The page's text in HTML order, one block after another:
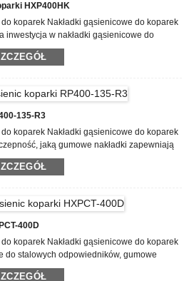
HXP400HK
koparek Nakładki gąsienicowe do koparek
inwestycja w nakładki gąsienicowe do
niż w przypadku stalowych alternatyw,
są znaczne. Systemy nakładek gumowych
nawet o 30%. W przeciwieństwie do
do koparek, warianty gumowe eliminują
swojej elastyczności. Nie wymagają
135-R3
koparek Nakładki gąsienicowe do koparek
jaką gumowe nakładki zapewniają
jak luźna gleba, beton i asfalt, to jedna z ich
nakładek gąsienicowych koparek
Gumowe nakładki do koparek
i kształtowania krajobrazu, ponieważ nie
takich jak m...
400D
koparek Nakładki gąsienicowe do koparek
do stalowych odpowiedników, gumowe
mają kluczową zaletę w postaci znacznej